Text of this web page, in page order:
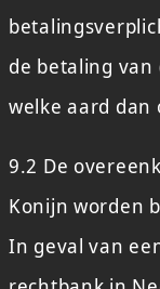
de betaling
welke aard
9.2 De
Konijn worden
In geval van